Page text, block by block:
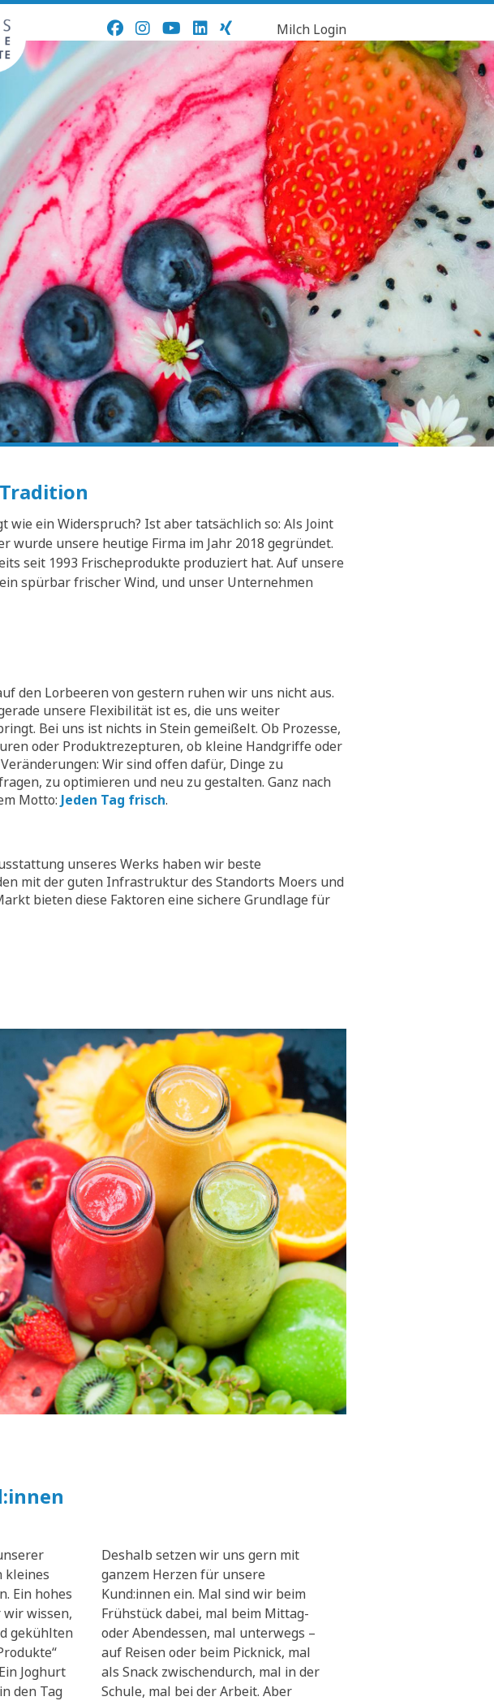
Milch Login
ein Widerspruch? Ist aber tatsächlich so: Als Joint
unsere heutige Firma im Jahr 2018 gegründet.
seit 1993 Frischeprodukte produziert hat. Auf unsere
spürbar frischer Wind, und unser Unternehmen
den Lorbeeren von gestern ruhen wir uns nicht aus.
unsere Flexibilität ist es, die uns weiter
Bei uns ist nichts in Stein gemeißelt. Ob Prozesse,
oder Produktrezepturen, ob kleine Handgriffe oder
Wir sind offen dafür, Dinge zu
zu optimieren und neu zu gestalten. Ganz nach
Motto: Jeden Tag frisch.
unseres Werks haben wir beste
mit der guten Infrastruktur des Standorts Moers und
bieten diese Faktoren eine sichere Grundlage für
kleines
Ein hohes
wir wissen,
gekühlten
Joghurt
den Tag
Deshalb setzen wir uns gern mit
ganzem Herzen für unsere
Kund:innen ein. Mal sind wir beim
Frühstück dabei, mal beim Mittag-
oder Abendessen, mal unterwegs –
auf Reisen oder beim Picknick, mal
als Snack zwischendurch, mal in der
Schule, mal bei der Arbeit. Aber